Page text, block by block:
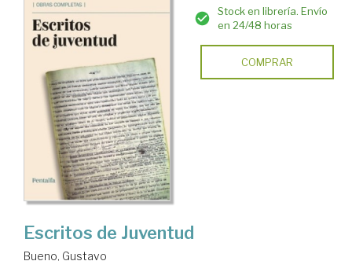
Stock en librería. Envío
en 24/48 horas
COMPRAR
Escritos de Juventud
Bueno, Gustavo